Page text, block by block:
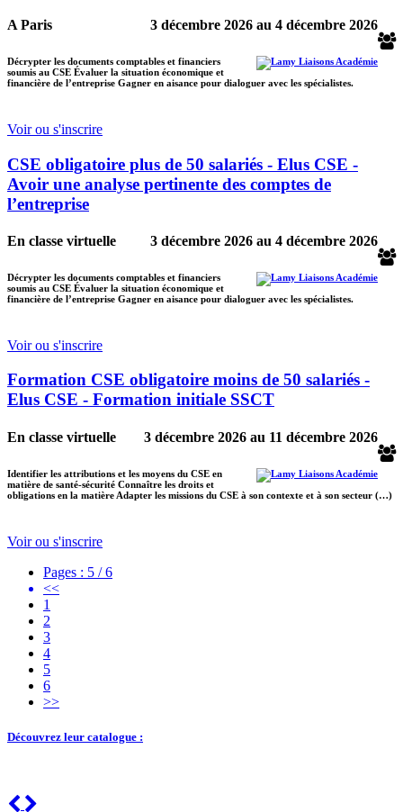
A Paris 3 décembre 2026 au 4 décembre 2026
Décrypter les documents comptables et financiers
soumis au CSE Évaluer la situation économique et
financière de l’entreprise Gagner en aisance pour dialoguer avec les spécialistes.
Voir ou s'inscrire
CSE obligatoire plus de 50 salariés - Elus CSE -
Avoir une analyse pertinente des comptes de
l’entreprise
En classe virtuelle 3 décembre 2026 au 4 décembre 2026
Décrypter les documents comptables et financiers
soumis au CSE Évaluer la situation économique et
financière de l’entreprise Gagner en aisance pour dialoguer avec les spécialistes.
Voir ou s'inscrire
Formation CSE obligatoire moins de 50 salariés -
Elus CSE - Formation initiale SSCT
En classe virtuelle 3 décembre 2026 au 11 décembre 2026
Identifier les attributions et les moyens du CSE en
matière de santé-sécurité Connaître les droits et
obligations en la matière Adapter les missions du CSE à son contexte et à son secteur (…)
Voir ou s'inscrire
Pages : 5 / 6
<<
1
2
3
4
5
6
>>
Découvrez leur catalogue :
Previous